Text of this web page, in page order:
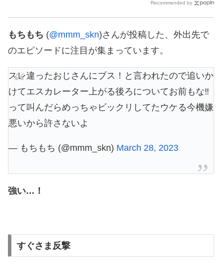
Recommended by
もちもち (@mmm_skn)さんが投稿した、外出先で
のエピソードに注目が集まっています。
スレ違ったおじさんにブス！と言われたので追いか
けてエスカレーター上がる後ろについてお前もな‼️
って叫んだらめっちゃビックリしてたウケる今機嫌
悪いから許さないよ
— もちもち (@mmm_skn) March 28, 2023
強い…！
すぐさま反撃